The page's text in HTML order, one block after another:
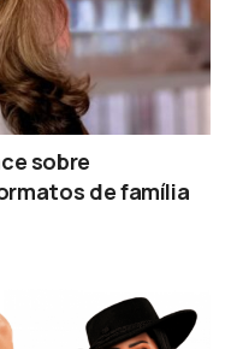
sobre
de família